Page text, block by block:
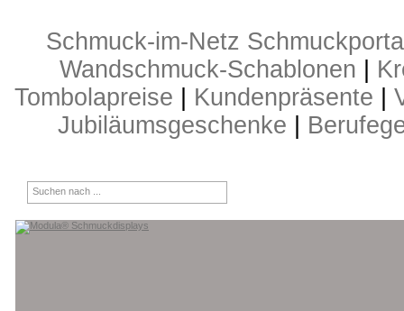
Schmuck-im-Netz
Wandschmuck-Schablonen
Tombolapreise
Kundenpräsente
Jubiläumsgeschenke